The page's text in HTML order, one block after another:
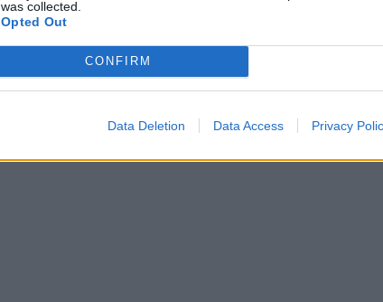
was collected.
Opted Out
CONFIRM
Data Deletion Data Access Privacy